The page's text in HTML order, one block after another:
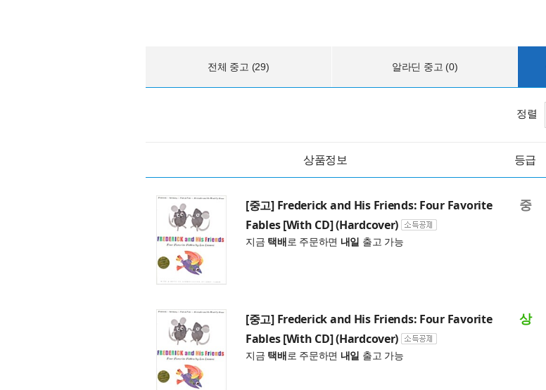
전체 중고 (29) 알라딘 중고 (0)
정렬
상품정보 등급
[중고] Frederick and His Friends: Four Favorite
Fables [With CD] (Hardcover)
지금 택배로 주문하면 내일 출고 가능
중
[중고] Frederick and His Friends: Four Favorite
Fables [With CD] (Hardcover)
지금 택배로 주문하면 내일 출고 가능
상